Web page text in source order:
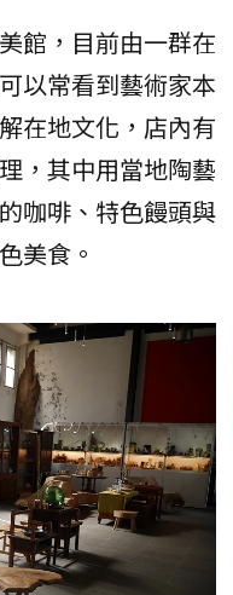
館，目前由一群在
以常看到藝術家本
在地文化，店內有
，其中用當地陶藝
咖啡、特色饅頭與
美食。